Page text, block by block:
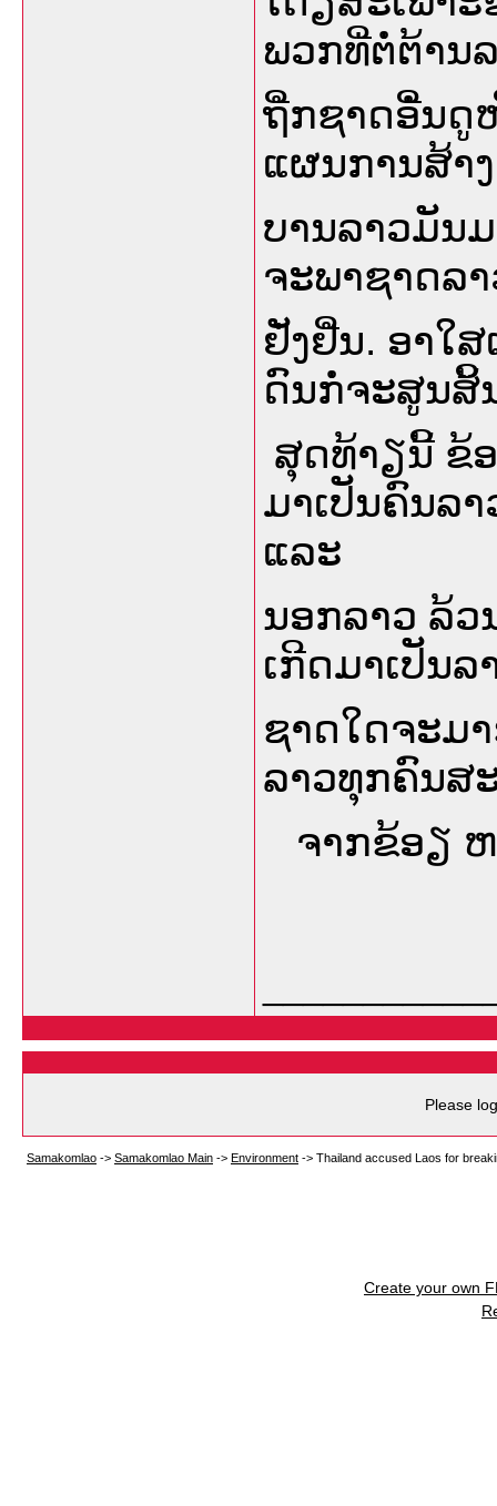
ພວກທີ່ຕໍ່ຕ້ານ
ຖີໍກຊາດອີໍ່ນດູ
ແຜນການສ້າ
ບານລາວມັນ
ຈະພາຊາດລ
ຢັ່ງຢີໍນ. ອາໃ
ດົນກໍ່ຈະສູນສິ້
ສຸດທ້າຽນີ້ ຂ້
ມາເປັນຄົນລ
ແລະ
ນອກລາວ ລ້ວ
ເກີດມາເປັນ
ຊາດໃດຈະມ
ລາວທຸກຄົນສ
ຈາກຂ້ອຽ
Please
Samakomlao -> Samakomlao Main -> Environment -> Thailand accused Laos for
Create your own